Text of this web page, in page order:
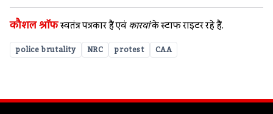
कौशल श्रॉफस्वतंत्र पत्रकार हैं एवंकारवांके स्‍टाफ राइटर रहे हैं.
police brutality NRC protest CAA